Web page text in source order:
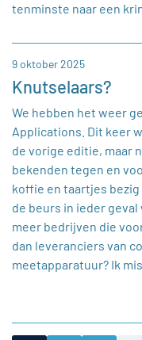
tenminste naar een
9 oktober 2025
Knutselaars?
We hebben het weer
Applications. Dit keer
de vorige editie, maar
bekenden tegen en
koffie en taartjes
de beurs in ieder
meer bedrijven die
dan leveranciers van
meetapparatuur? Ik